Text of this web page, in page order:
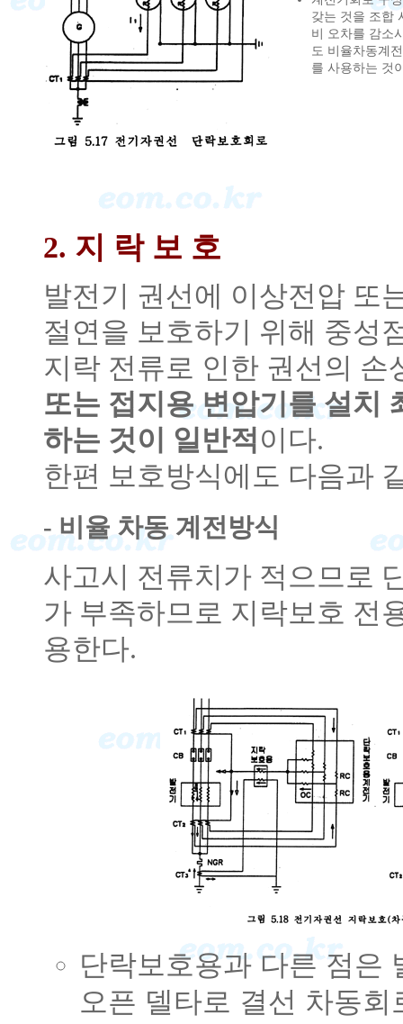
갖는 것을 조합
비 오차를 감소
도 비율차동계
를 사용하는 것
2. 지 락 보 호
발전기 권선에 이상전압 또
절연을 보호하기 위해 중성
지락 전류로 인한 권선의
또는 접지용 변압기를 설치
하는 것이 일반적 이다.
한편 보호방식에도 다음과
- 비율 차동 계전방식
사고시 전류치가 적으므로
가 부족하므로 지락보호 전
용한다.
단락보호용과 다른 점은
오픈 델타로 결선 차동